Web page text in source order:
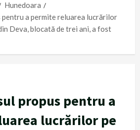
Hunedoara
pentru a permite reluarea lucrărilor
Deva, blocată de trei ani, a fost
propus pentru a
lucrărilor pe